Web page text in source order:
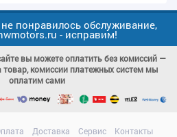
понравилось обслуживание,
- исправим!
вы можете оплатить без комиссий —
товар, комиссии платежных систем мы
оплатим сами
Доставка Сервис
Контакты